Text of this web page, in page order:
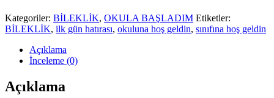
Kategoriler: BİLEKLİK, OKULA BAŞLADIM Etiketler:
BİLEKLİK, ilk gün hatırası, okuluna hoş geldin, sınıfına hoş geldin
Açıklama
İnceleme (0)
Açıklama